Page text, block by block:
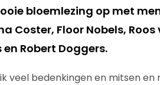
bloemlezing op met
Coster, Floor Nobels,
en Robert Doggers.
veel bedenkingen en mitsen en